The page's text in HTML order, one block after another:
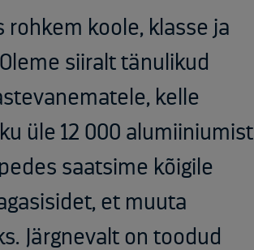
rohkem koole, klasse ja
siiralt tänulikud
kelle
üle 12 000 alumiiniumist
saatsime kõigile
et muuta
Järgnevalt on toodud